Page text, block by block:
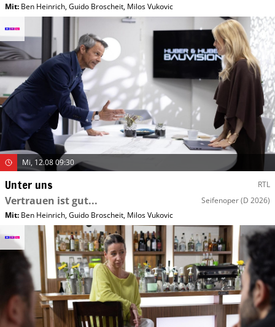
Mit: Ben Heinrich,Guido Broscheit, Milos Vukovic
Mi, 12.08 09:30
Unter uns RTL
Vertrauen ist gut... Seifenoper(D 2026)
Mit: Ben Heinrich,Guido Broscheit, Milos Vukovic